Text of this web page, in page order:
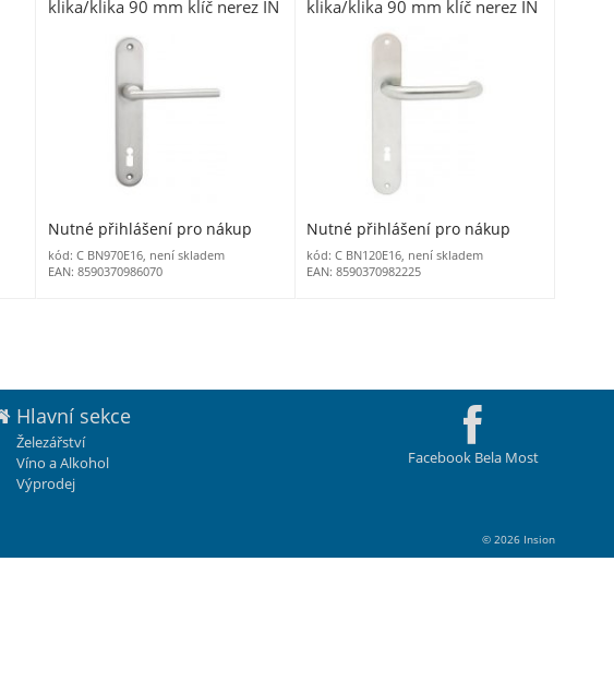
klika/klika 90 mm klíč nerez IN
Nutné přihlášení pro nákup
kód: C BN970E16, není skladem
EAN: 8590370986070
klika/klika 90 mm klíč nerez IN
Nutné přihlášení pro nákup
kód: C BN120E16, není skladem
EAN: 8590370982225
Facebook Bela Most
Hlavní sekce
Železářství
Víno a Alkohol
Výprodej
© 2026 Insion